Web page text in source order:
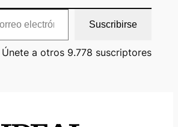
Suscribirse
Únete a otros 9.778 suscriptores